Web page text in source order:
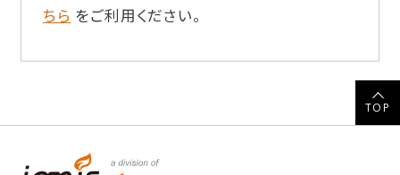
ちら をご利用ください。
TOP